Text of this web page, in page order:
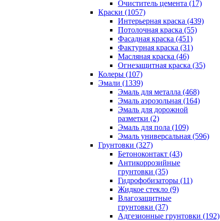
Очиститель цемента (17)
Краски (1057)
Интерьерная краска (439)
Потолочная краска (55)
Фасадная краска (451)
Фактурная краска (31)
Масляная краска (46)
Огнезащитная краска (35)
Колеры (107)
Эмали (1339)
Эмаль для металла (468)
Эмаль аэрозольная (164)
Эмаль для дорожной
разметки (2)
Эмаль для пола (109)
Эмаль универсальная (596)
Грунтовки (327)
Бетоноконтакт (43)
Антикоррозийные
грунтовки (35)
Гидрофобизаторы (11)
Жидкое стекло (9)
Влагозащитные
грунтовки (37)
Адгезионные грунтовки (192)